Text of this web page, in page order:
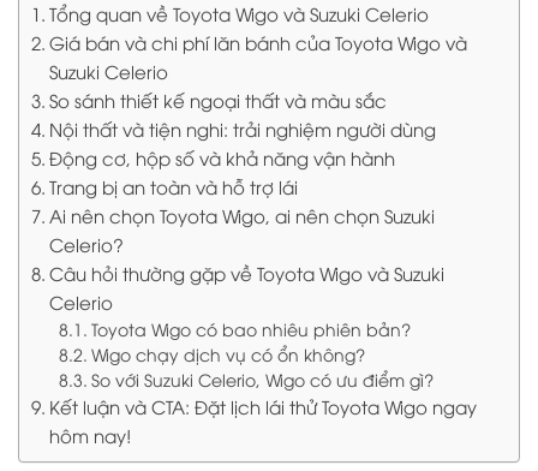
Tổng quan về Toyota Wigo và Suzuki Celerio
Giá bán và chi phí lăn bánh của Toyota Wigo và
Suzuki Celerio
So sánh thiết kế ngoại thất và màu sắc
Nội thất và tiện nghi: trải nghiệm người dùng
Động cơ, hộp số và khả năng vận hành
Trang bị an toàn và hỗ trợ lái
Ai nên chọn Toyota Wigo, ai nên chọn Suzuki
Celerio?
Câu hỏi thường gặp về Toyota Wigo và Suzuki
Celerio
Toyota Wigo có bao nhiêu phiên bản?
Wigo chạy dịch vụ có ổn không?
So với Suzuki Celerio, Wigo có ưu điểm gì?
Kết luận và CTA: Đặt lịch lái thử Toyota Wigo ngay
hôm nay!